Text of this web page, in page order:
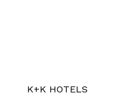
K+K HOTELS